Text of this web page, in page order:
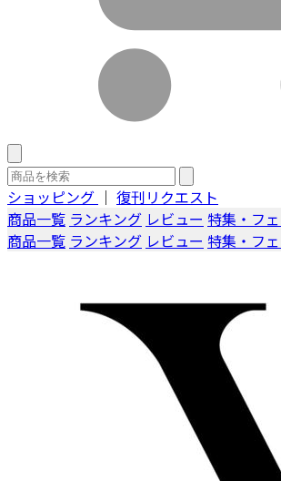
ショッピング ｜ 復刊リクエスト
商品一覧 ランキング レビュー 特集・フ
商品一覧 ランキング レビュー 特集・フ